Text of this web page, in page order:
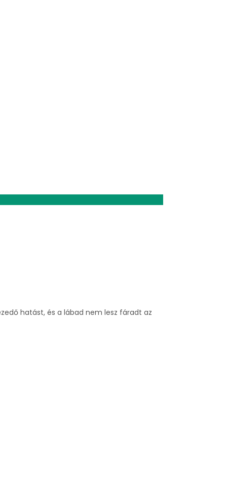
hatást, és a lábad nem lesz fáradt az